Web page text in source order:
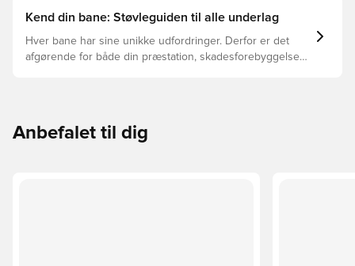
Kend din bane: Støvleguiden til alle underlag
Hver bane har sine unikke udfordringer. Derfor er det
afgørende for både din præstation, skadesforebyggelse
Anbefalet til dig